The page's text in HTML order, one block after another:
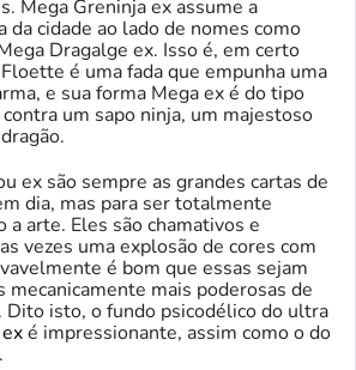
Mega Greninja ex assume a
da cidade ao lado de nomes como
Dragalge ex. Isso é, em certo
é uma fada que empunha uma
e sua forma Mega ex é do tipo
um sapo ninja, um majestoso
ex são sempre as grandes cartas de
dia, mas para ser totalmente
a arte. Eles são chamativos e
vezes uma explosão de cores com
é bom que essas sejam
mecanicamente mais poderosas de
Dito isto, o fundo psicodélico do ultra
é impressionante, assim como o do